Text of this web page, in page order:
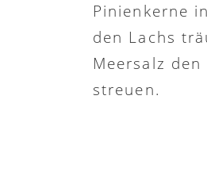
Pinienkerne
den Lachs
Meersalz
streuen.